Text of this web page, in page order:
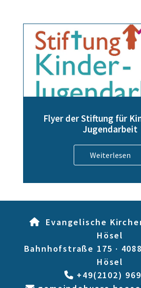
Flyer der Stiftung für
Jugendarbeit
Weiterlesen

Evangelische
Hösel
Bahnhofstraße 175 ·
Hösel
 +49(2102)